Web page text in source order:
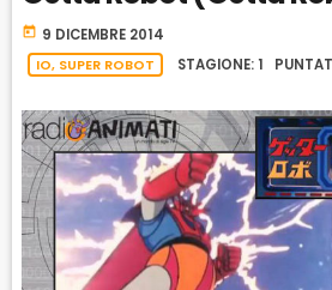
E
today 9 DICEMBRE 2014
IO, SUPER ROBOT
STAGIONE: 1